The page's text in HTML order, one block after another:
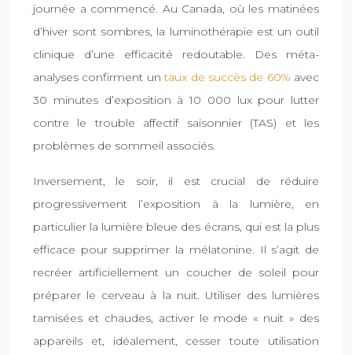
journée a commencé. Au Canada, où les matinées
d’hiver sont sombres, la luminothérapie est un outil
clinique d’une efficacité redoutable. Des méta-
analyses confirment untaux de succès de 60% avec
30 minutes d’exposition à 10 000 lux pour lutter
contre le trouble affectif saisonnier (TAS) et les
problèmes de sommeil associés.
Inversement, le soir, il est crucial de réduire
progressivement l’exposition à la lumière, en
particulier la lumière bleue des écrans, qui est la plus
efficace pour supprimer la mélatonine. Il s’agit de
recréer artificiellement un coucher de soleil pour
préparer le cerveau à la nuit. Utiliser des lumières
tamisées et chaudes, activer le mode « nuit » des
appareils et, idéalement, cesser toute utilisation